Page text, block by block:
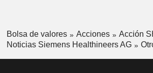
Bolsa de valores Acciones
Acción
Noticias Siemens Healthineers AG